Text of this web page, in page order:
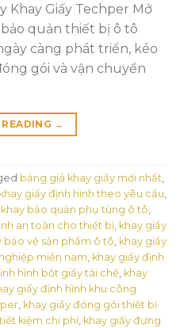
Khay Giấy Techper Mở
quản thiết bị ô tô
càng phát triển, kéo
gói và vận chuyển
→
bảng giá khay giấy mới nhất,
giấy định hình theo yêu cầu,
khay bảo quản phụ tùng ô tô,
an toàn cho thiết bị, khay giấy
bảo vệ sản phẩm ô tô, khay giấy
miền nam, khay giấy định
hình bột giấy tái chế, khay
giấy định hình khu công
, khay giấy đóng gói thiết bị
kiệm chi phí, khay giấy đựng